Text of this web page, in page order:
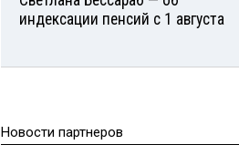
индексации пенсий с 1 августа
Новости партнеров